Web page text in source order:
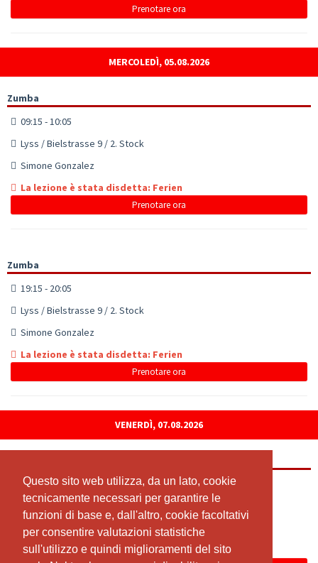
Questo sito web utilizza, da un lato, cookie
tecnicamente necessari per garantire le
funzioni di base e, dall'altro, cookie facoltativi
per consentire valutazioni statistiche
sull'utilizzo e quindi miglioramenti del sito
Questo sito web utilizza, da un lato, cookie
tecnicamente necessari per garantire le
funzioni di base e, dall'altro, cookie facoltativi
per consentire valutazioni statistiche
sull'utilizzo e quindi miglioramenti del sito
Prenotare ora
MERCOLEDÌ, 05.08.2026
Zumba
09:15 - 10:05
Lyss / Bielstrasse 9 / 2. Stock
Simone Gonzalez
La lezione è stata disdetta: Ferien
Prenotare ora
Zumba
19:15 - 20:05
Lyss / Bielstrasse 9 / 2. Stock
Simone Gonzalez
La lezione è stata disdetta: Ferien
Prenotare ora
VENERDÌ, 07.08.2026
08:30 - 09:20
Lyss / Bielstrasse 9 / 2. Stock
Simone Gonzalez
La lezione è stata disdetta: Ferien